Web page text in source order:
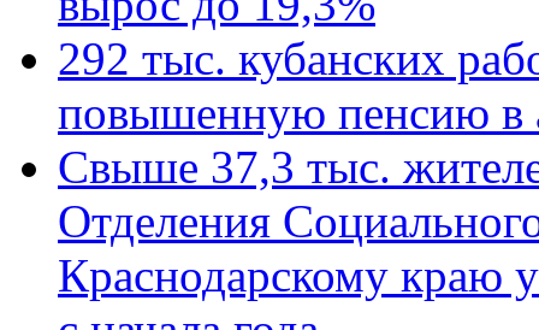
292 тыс. кубанских
повышенную пенсию в
Свыше 37,3 тыс.
Отделения
Краснодарскому краю